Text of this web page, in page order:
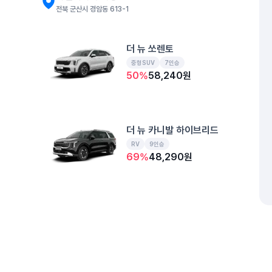
전북 군산시 경암동 613-1
더 뉴 쏘렌토
중형SUV 7인승
50%58,240원
더 뉴 카니발 하이브리드
RV 9인승
69%48,290원